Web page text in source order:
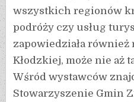
wszystkich regionów
podróży czy usług
zapowiedziała
Kłodzkiej, może nie aż
Wśród wystawców
Stowarzyszenie Gmin